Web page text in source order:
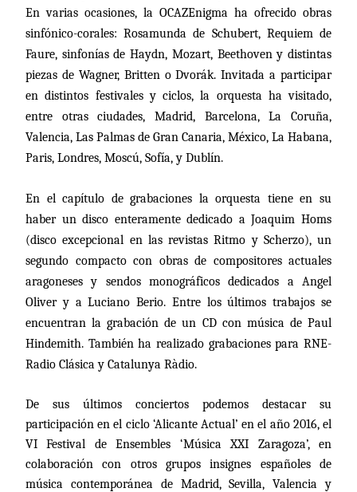
En varias ocasiones, la OCAZEnigma ha ofrecido obras
sinfónico-corales: Rosamunda de Schubert, Requiem de
Faure, sinfonías de Haydn, Mozart, Beethoven y distintas
piezas de Wagner, Britten o Dvorák. Invitada a participar
en distintos festivales y ciclos, la orquesta ha visitado,
entre otras ciudades, Madrid, Barcelona, La Coruña,
Valencia, Las Palmas de Gran Canaria, México, La Habana,
Paris, Londres, Moscú, Sofía, y Dublín.
En el capítulo de grabaciones la orquesta tiene en su
haber un disco enteramente dedicado a Joaquim Homs
(disco excepcional en las revistas Ritmo y Scherzo), un
segundo compacto con obras de compositores actuales
aragoneses y sendos monográficos dedicados a Angel
Oliver y a Luciano Berio. Entre los últimos trabajos se
encuentran la grabación de un CD con música de Paul
Hindemith. También ha realizado grabaciones para RNE-
Radio Clásica y Catalunya Ràdio.
De sus últimos conciertos podemos destacar su
participación en el ciclo ‘Alicante Actual’ en el año 2016, el
VI Festival de Ensembles ‘Música XXI Zaragoza’, en
colaboración con otros grupos insignes españoles de
música contemporánea de Madrid, Sevilla, Valencia y